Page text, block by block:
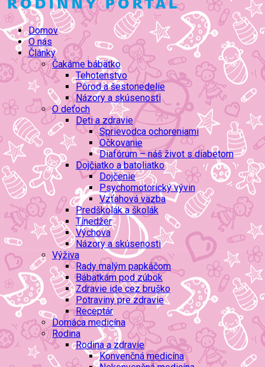
Domov
O nás
Články
Čakáme bábätko
Tehotenstvo
Pôrod a šestonedelie
Názory a skúsenosti
O deťoch
Deti a zdravie
Sprievodca ochoreniami
Očkovanie
Diafórum – náš život s diabetom
Dojčiatko a batoliatko
Dojčenie
Psychomotorický vývin
Vzťahová väzba
Predškolák a školák
Tínedžer
Výchova
Názory a skúsenosti
Výživa
Rady malým papkáčom
Bábätkám pod zúbok
Zdravie ide cez bruško
Potraviny pre zdravie
Receptár
Domáca medicína
Rodina
Rodina a zdravie
Konvenčná medicína